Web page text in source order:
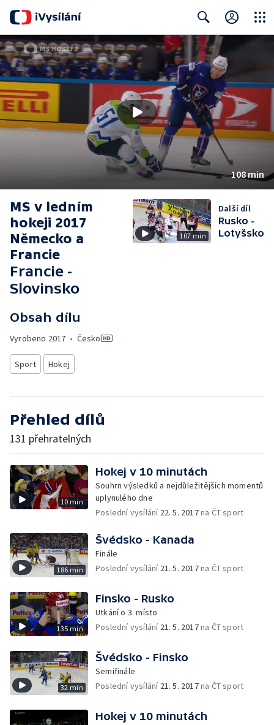
Search Close
108 min
MS v ledním
hokeji 2017
Německo a
Francie
Francie -
Slovinsko
Obsah dílu
Vyrobeno 2017 • Česko
Sport Hokej
107 min
Další díl
Rusko -
Lotyšsko
Přehled dílů
131 přehratelných
10 min
Hokej v 10 minutách
Souhrn výsledků a nejdůležitějších momentů
uplynulého dne
Poslední vysílání 22. 5. 2017na ČT sport
186 min
Švédsko - Kanada
Finále
Poslední vysílání 21. 5. 2017na ČT sport
135 min
Finsko - Rusko
Utkání o 3. místo
Poslední vysílání 21. 5. 2017na ČT sport
32 min
Švédsko - Finsko
Semifinále
Poslední vysílání 21. 5. 2017na ČT sport
Hokej v 10 minutách